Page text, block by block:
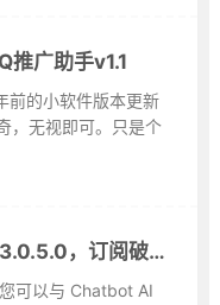
推广助手v1.1
前的小软件版本更新
，无视即可。只是个
『安卓』AI Chat聊天机器人V3.0.5.0，订阅破解版
可以与 Chatbot AI